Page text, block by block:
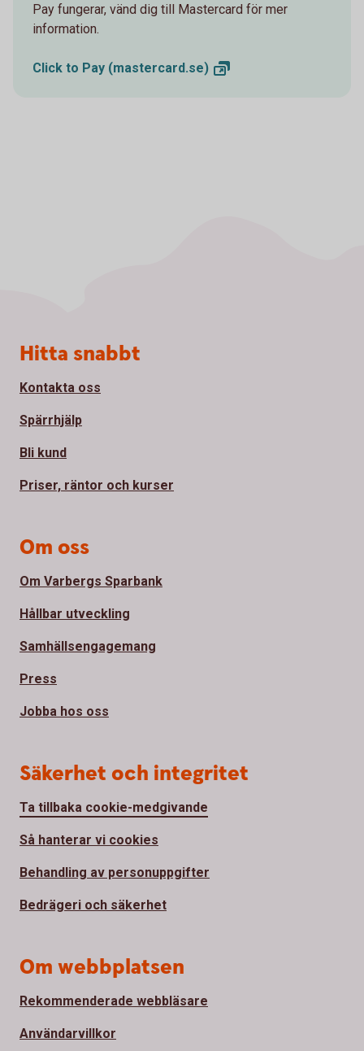
Pay fungerar, vänd dig till Mastercard för mer
information.
Click to Pay (mastercard.se)
Sidfot
Hitta snabbt
Kontakta oss
Spärrhjälp
Bli kund
Priser, räntor och kurser
Om oss
Om Varbergs Sparbank
Hållbar utveckling
Samhällsengagemang
Press
Jobba hos oss
Säkerhet och integritet
Ta tillbaka cookie-medgivande
Så hanterar vi cookies
Behandling av personuppgifter
Bedrägeri och säkerhet
Om webbplatsen
Rekommenderade webbläsare
Användarvillkor